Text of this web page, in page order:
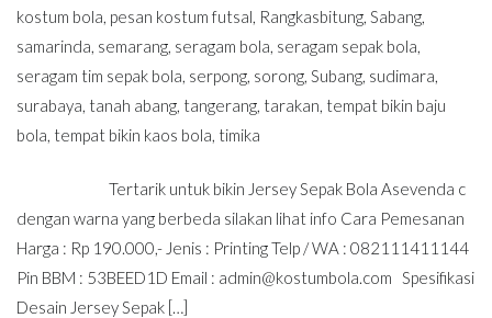
kostum bola, pesan kostum futsal, Rangkasbitung, Sabang,
samarinda, semarang, seragam bola, seragam sepak bola,
seragam tim sepak bola, serpong, sorong, Subang, sudimara,
surabaya, tanah abang, tangerang, tarakan, tempat bikin baju
bola, tempat bikin kaos bola, timika
Tertarik untuk bikin Jersey Sepak Bola Asevenda c
dengan warna yang berbeda silakan lihat info Cara Pemesanan
Harga : Rp 190.000,- Jenis : Printing Telp / WA : 082111411144
Pin BBM : 53BEED1D Email : admin@kostumbola.com Spesifikasi
Desain Jersey Sepak […]